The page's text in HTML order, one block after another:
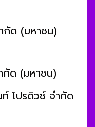
กัด (มหาชน)
ด (มหาชน)
โปรดิวซ์ จำกัด